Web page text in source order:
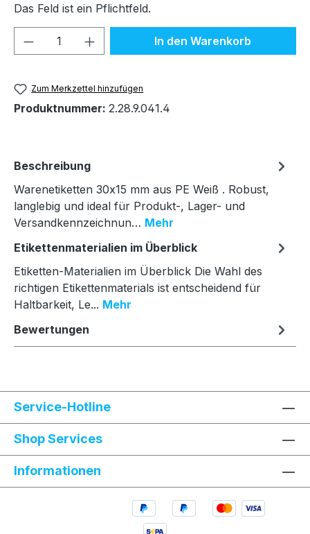
Das Feld ist ein Pflichtfeld.
Produkt Anzahl: Gib denIn den Warenkorb
Zum Merkzettel hinzufügen
Produktnummer: 2.28.9.041.4
Beschreibung
Warenetiketten 30x15 mm aus PE Weiß . Robust,
langlebig und ideal für Produkt-, Lager- und
Versandkennzeichnun… Mehr
Etikettenmaterialien im Überblick
Etiketten-Materialien im Überblick Die Wahl des
richtigen Etikettenmaterials ist entscheidend für
Haltbarkeit, Le... Mehr
Bewertungen
Service-Hotline
Shop Services
Informationen